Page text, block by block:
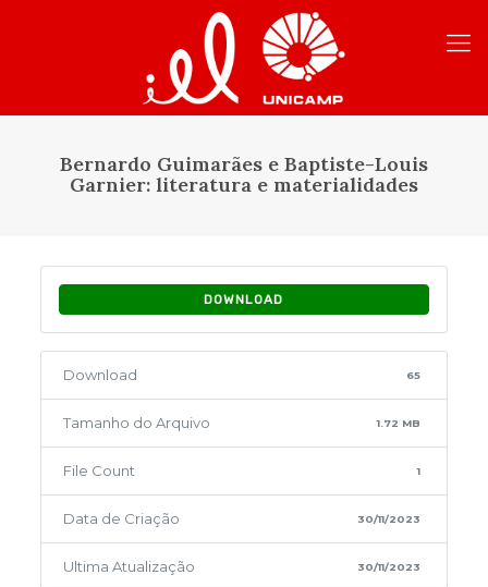
Bernardo Guimarães e Baptiste-Louis
Garnier: literatura e materialidades
DOWNLOAD
Download 65
Tamanho do Arquivo 1.72 MB
File Count 1
Data de Criação 30/11/2023
Ultima Atualização 30/11/2023